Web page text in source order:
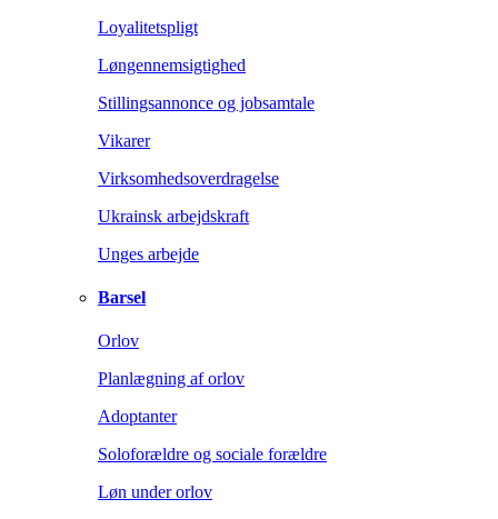
Loyalitetspligt
Løngennemsigtighed
Stillingsannonce og jobsamtale
Vikarer
Virksomhedsoverdragelse
Ukrainsk arbejdskraft
Unges arbejde
Barsel
Orlov
Planlægning af orlov
Adoptanter
Soloforældre og sociale forældre
Løn under orlov